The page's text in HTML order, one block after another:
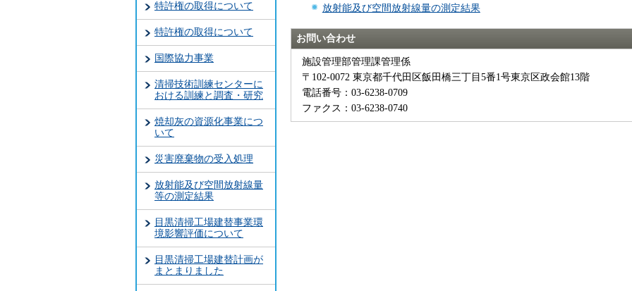
特許権の取得について
特許権の取得について
国際協力事業
清掃技術訓練センターに
おける訓練と調査・研究
焼却灰の資源化事業につ
いて
災害廃棄物の受入処理
放射能及び空間放射線量
等の測定結果
目黒清掃工場建替事業環
境影響評価について
目黒清掃工場建替計画が
まとまりました
放射能及び空間放射線量の測定結果
お問い合わせ
施設管理部管理課管理係
〒102-0072 東京都千代田区飯田橋三丁目5番1号東京区政会館13階
電話番号：03-6238-0709
ファクス：03-6238-0740